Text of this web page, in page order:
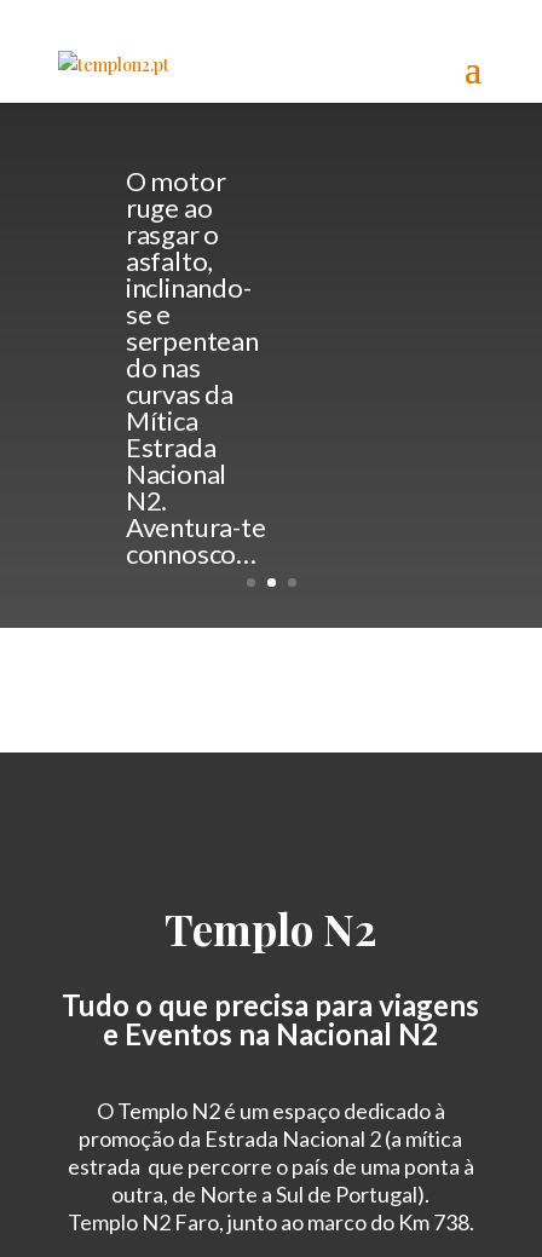
Faça-se à
estrada
O motor
ruge ao
rasgar o
asfalto,
inclinando-
se e
serpentean
do nas
curvas da
Mítica
Estrada
Nacional
N2.
Aventura-te
connosco…
Templo N2
Tudo o que precisa para viagens
e Eventos na Nacional N2
O Templo N2 é um espaço dedicado à
promoção da Estrada Nacional 2 (a mítica
estrada que percorre o país de uma ponta à
outra, de Norte a Sul de Portugal).
Templo N2 Faro, junto ao marco do Km 738.